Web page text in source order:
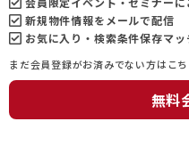
新規物件情報をメールで配信
お気に入り・検索条件保存マ
まだ会員登録がお済みでない方はこち
無料